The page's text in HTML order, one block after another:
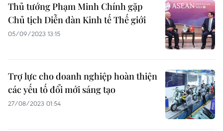
Thủ tướng Phạm Minh Chính gặp
Chủ tịch Diễn đàn Kinh tế Thế giới
05/09/2023 13:15
Trợ lực cho doanh nghiệp hoàn thiện
các yếu tố đổi mới sáng tạo
27/08/2023 01:54